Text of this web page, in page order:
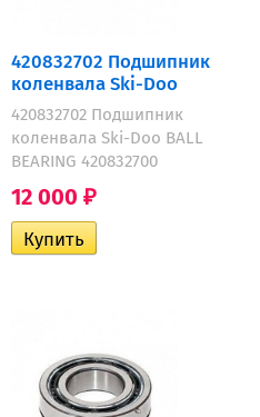
420832702 Подшипник
коленвала Ski-Doo
420832702 Подшипник
коленвала Ski-Doo BALL
BEARING 420832700
12 000 ₽